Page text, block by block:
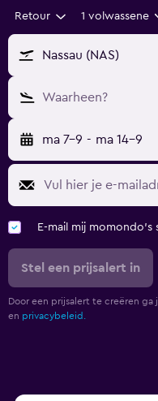
Retour 1 volwassene
Nassau (NAS)
Waarheen?
ma 7-9 - ma 14-9
E-mail mij momondo's
Stel een prijsalert in
Door een prijsalert te creëren ga
en privacybeleid.